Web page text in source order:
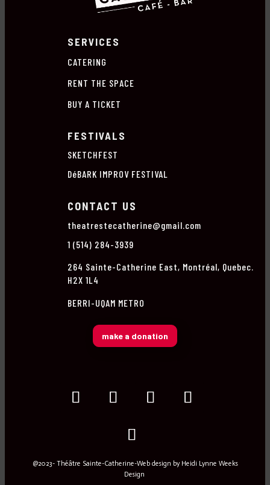
SERVICES
CATERING
RENT THE SPACE
BUY A TICKET
FESTIVALS
SKETCHFEST
DéBARK IMPROV FESTIVAL
CONTACT US
theatrestecatherine@gmail.com
1 (514) 284-3939
264 Sainte-Catherine East, Montréal, Quebec.
H2X 1L4
BERRI-UQAM METRO
make a donation
@2023- Théâtre Sainte-Catherine-Web design by Heidi Lynne Weeks
Design